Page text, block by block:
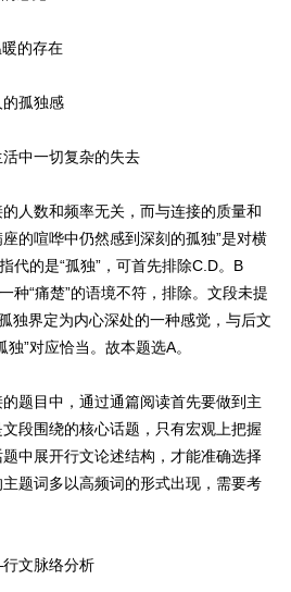
的存在
孤独感
中一切复杂的失去
人数和频率无关，而与连接的质量和
的喧哗中仍然感到深刻的孤独”是对横
代的是“孤独”，可首先排除C.D。B
种“痛楚”的语境不符，排除。文段未提
独界定为内心深处的一种感觉，与后文
”对应恰当。故本题选A。
目中，通过通篇阅读首先要做到主
段围绕的核心话题，只有宏观上把握
中展开行文论述结构，才能准确选择
题词多以高频词的形式出现，需要考
文脉络分析